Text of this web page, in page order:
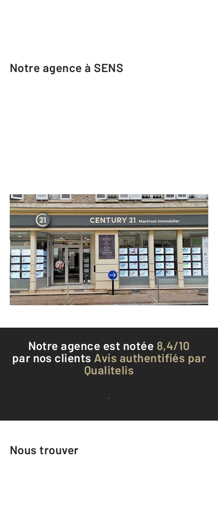
Notre agence à SENS
CENTURY 21 Martinot Immobilier
39 rue de la République
SENS - 89100
Envoyer un message
Téléphoner à l'agence
Notre agence est notée 8,4/10
par nos clients Avis authentifiés par
Qualitelis
Voir tous les avis clients
Nous trouver